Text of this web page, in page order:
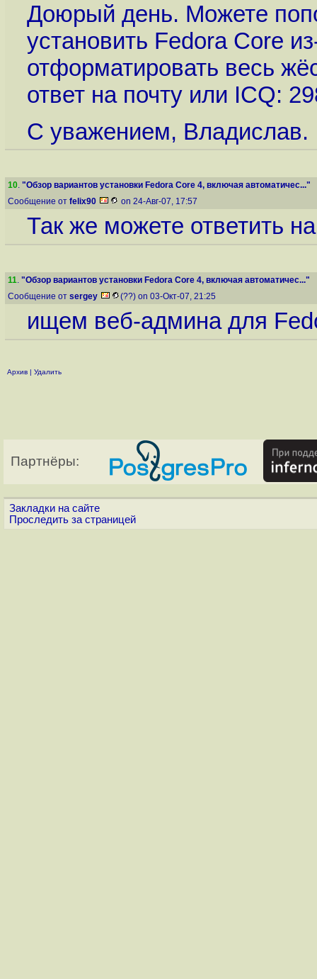
Доюрый день. Можете
установить Fedora Core
отформатировать весь
ответ на почту или ICQ:
С уважением, Владислав.
10. "Обзор вариантов установки Fedora Core 4, включая автоматичес..."
Сообщение от felix90 on 24-Авг-07, 17:57
Так же можете ответить
11. "Обзор вариантов установки Fedora Core 4, включая автоматичес..."
Сообщение от sergey (??) on 03-Окт-07, 21:25
ищем веб-админа для
Архив | Удалить
Партнёры:
Закладки на сайте
Проследить за страницей